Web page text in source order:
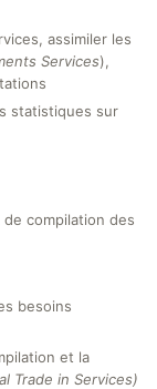
assimiler les
Services),
statistiques sur
compilation des
besoins
et la
Trade in Services)